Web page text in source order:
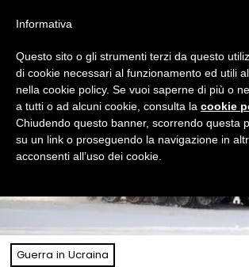
Guerra in Ucraina
Informativa
Questo sito o gli strumenti terzi da questo
di cookie necessari al funzionamento ed utili
nella cookie policy. Se vuoi saperne di più o
a tutti o ad alcuni cookie, consulta la cookie
Chiudendo questo banner, scorrendo questa
su un link o proseguendo la navigazione in
acconsenti all’uso dei cookie.